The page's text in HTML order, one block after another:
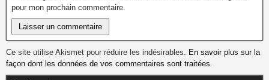
pour mon prochain commentaire.
Ce site utilise Akismet pour réduire les indésirables. En savoir plus sur la
façon dont les données de vos commentaires sont traitées